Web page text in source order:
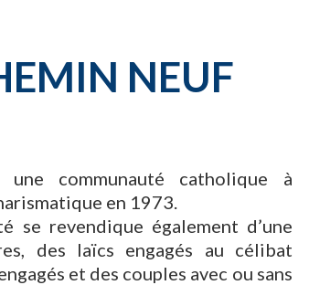
NEUF
communauté catholique à
en 1973.
se revendique également d’une
des laïcs engagés au célibat
et des couples avec ou sans